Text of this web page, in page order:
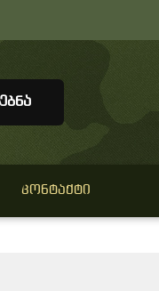
ᲙᲝᲜᲢᲐᲥᲢᲘ